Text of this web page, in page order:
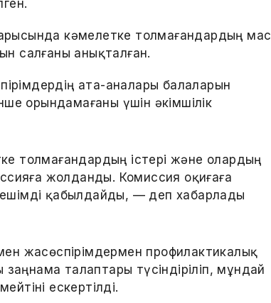
кәмелетке толмағандардың мас
салғаны анықталған.
ата-аналары балаларын
орындамағаны үшін әкімшілік
толмағандардың істері және олардың
жолданды. Комиссия оқиғаға
қабылдайды, — деп хабарлады
жасөспірімдермен профилактикалық
заңнама талаптары түсіндіріліп, мұндай
ескертілді.